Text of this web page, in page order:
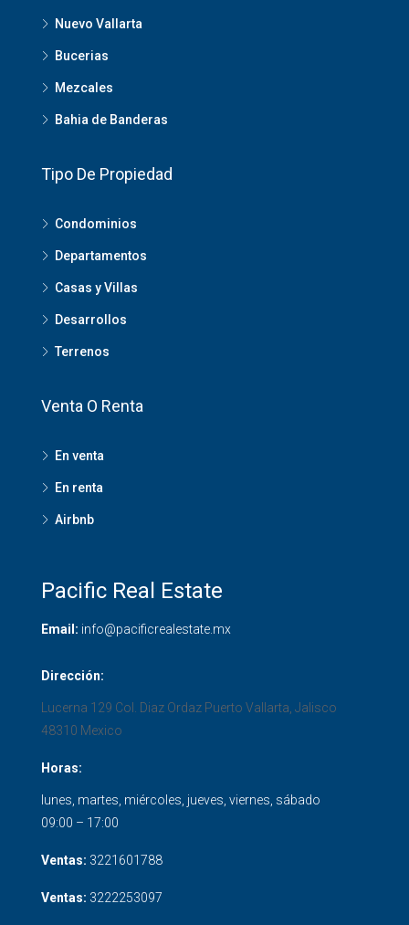
Nuevo Vallarta
Bucerias
Mezcales
Bahia de Banderas
Tipo De Propiedad
Condominios
Departamentos
Casas y Villas
Desarrollos
Terrenos
Venta O Renta
En venta
En renta
Airbnb
Pacific Real Estate
Email: info@pacificrealestate.mx
Dirección:
Lucerna 129 Col. Diaz Ordaz Puerto Vallarta Jalisco
48310 Mexico
Horas:
lunes, martes, miércoles, jueves, viernes, sábado
09:00 – 17:00
Ventas: 3221601788
Ventas: 3222253097